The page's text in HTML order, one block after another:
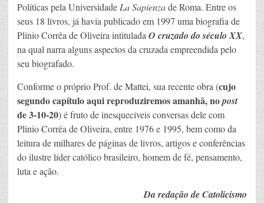
Políticas pela UniversidadeLa Sapienzade Roma. Entre os
seus 18 livros, já havia publicado em 1997 uma biografia de
Plinio Corrêa de Oliveira intituladaO cruzado do século XX,
na qual narra alguns aspectos da cruzada empreendida pelo
seu biografado.
Conforme o próprio Prof. de Mattei, sua recente obra (cujo
segundo capítulo aqui reproduziremos amanhã, nopost
de 3-10-20) é fruto de inesquecíveis conversas dele com
Plinio Corrêa de Oliveira, entre 1976 e 1995, bem como da
leitura de milhares de páginas de livros, artigos e conferências
do ilustre líder católico brasileiro, homem de fé, pensamento,
luta e ação.
Da redação de Catolicismo